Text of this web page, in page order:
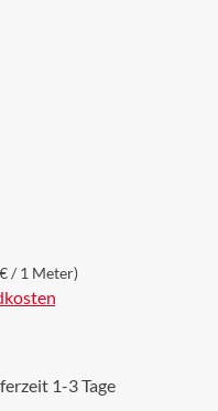
/ 1 Meter)
1-3 Tage